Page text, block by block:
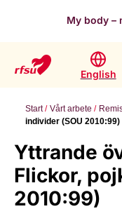
My body –
English
Start Vårt arbete
individer (SOU 2010:99)
Yttrande
Flickor,
2010:99)